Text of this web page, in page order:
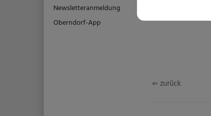
⇐ zurück
Newsletteranmeldung
Oberndorf-App